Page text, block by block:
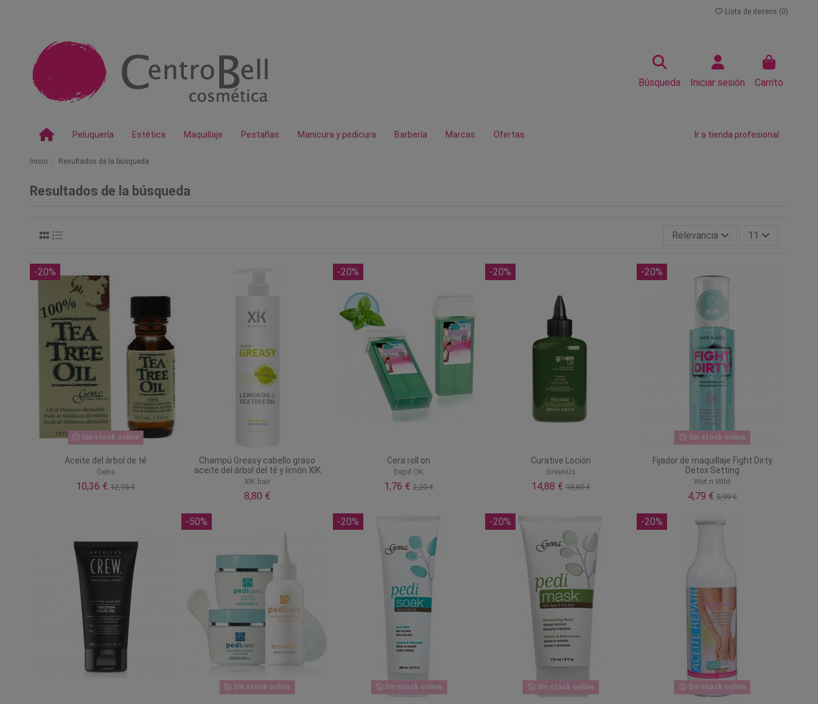
Lista de deseos (0)
Búsqueda Iniciar sesión Carrito
Peluquería Estética Maquillaje Pestañas Manicura y pedicura Barbería Marcas Ofertas Ir a tienda profesional
Inicio Resultados de la búsqueda
Resultados de la búsqueda
Relevancia 11
-20%
Sin stock online
Aceite del árbol de té
Gena
10,36 €12,95 €
Champú Greasy cabello graso
aceite del árbol del té y limón XIK
XIK hair
8,80 €
-20%
Cera roll on
Depil OK
1,76 €2,20 €
-20%
Curative Loción
GreenUs
14,88 € 18,60 €
-20%
Sin stock online
Fijador de maquillaje Fight Dirty
Detox Setting
Wet n Wild
4,79 € 5,99 €
-50%
Sin stock online
-20%
Sin stock online
-20%
Sin stock online
-20%
Sin stock online